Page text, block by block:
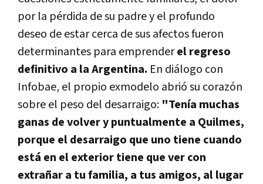
por la pérdida de su padre y el profundo
deseo de estar cerca de sus afectos fueron
determinantes para emprenderel regreso
definitivo a la Argentina. En diálogo con
Infobae, el propio exmodelo abrió su corazón
sobre el peso del desarraigo: "Tenía muchas
ganas de volver y puntualmente a Quilmes,
porque el desarraigo que uno tiene cuando
está en el exterior tiene que ver con
extrañar a tu familia, a tus amigos, al lugar